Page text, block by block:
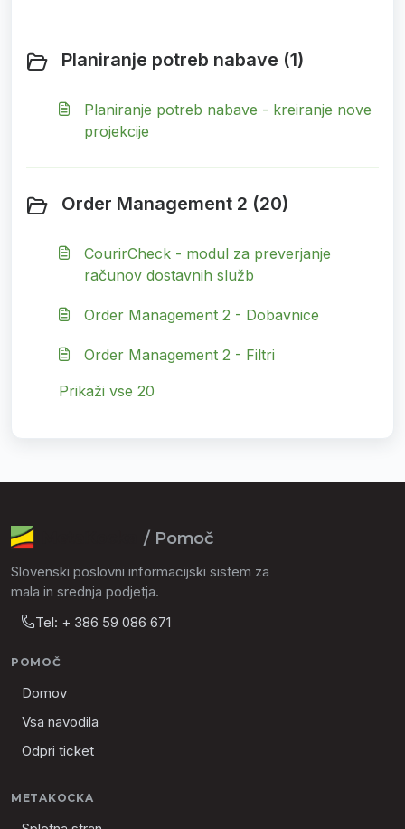
Planiranje potreb nabave (1)
Planiranje potreb nabave - kreiranje nove
projekcije
Order Management 2 (20)
CourirCheck - modul za preverjanje
računov dostavnih služb
Order Management 2 - Dobavnice
Order Management 2 - Filtri
Prikaži vse 20
/ Pomoč
Slovenski poslovni informacijski sistem za
mala in srednja podjetja.
Tel: + 386 59 086 671
POMOČ
Domov
Vsa navodila
Odpri ticket
METAKOCKA